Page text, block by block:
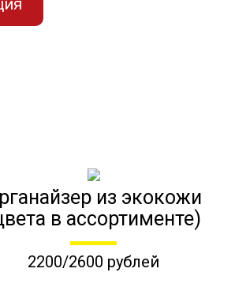
из экокожи
в ассортименте)
2200/2600 рублей